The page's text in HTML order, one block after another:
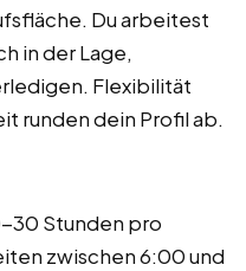
Du arbeitest
in der Lage,
Flexibilität
runden dein Profil ab.
30 Stunden pro
zwischen 6:00 und